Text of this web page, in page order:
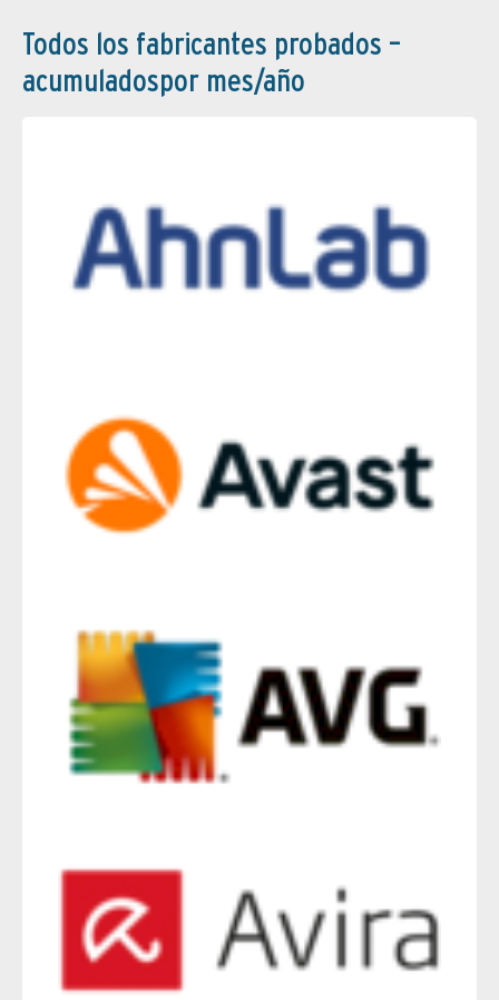
Todos los fabricantes probados –
acumuladospor mes/año